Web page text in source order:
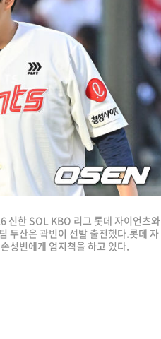
신한 SOL KBO 리그 롯데 자이언츠와
두산은 곽빈이 선발 출전했다.롯데 자
성빈에게 엄지척을 하고 있다.